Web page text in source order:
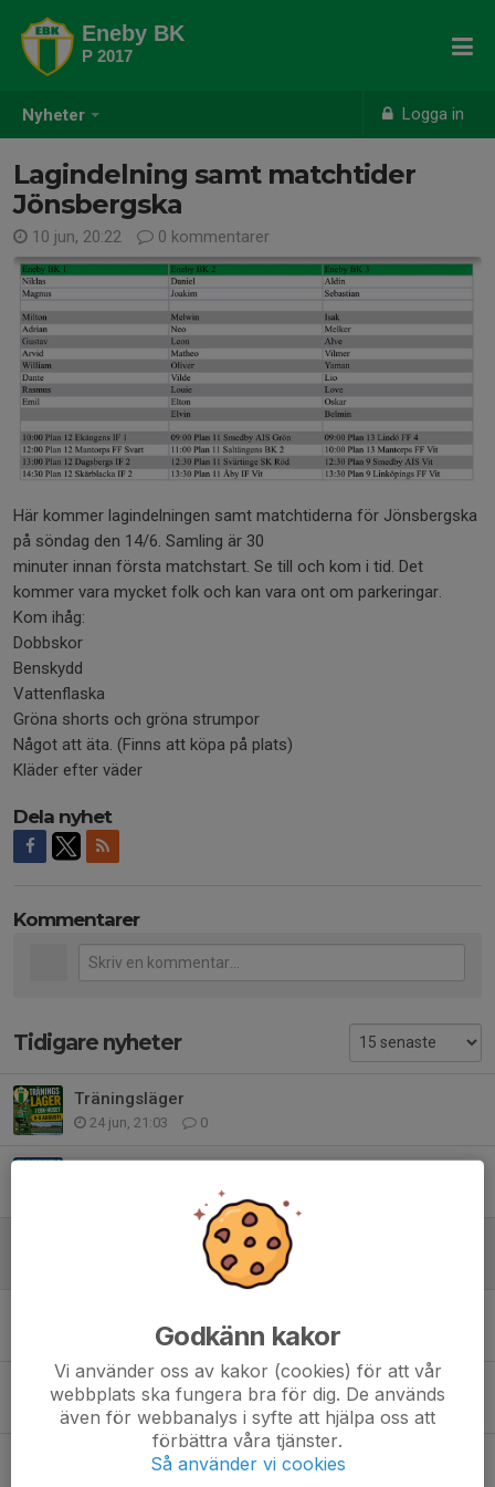
Nyheter Logga in
Eneby BK
P 2017
Lagindelning samt matchtider
Jönsbergska
10 jun, 20:22 0 kommentarer
Här kommer lagindelningen samt matchtiderna för Jönsbergska
på söndag den 14/6. Samling är 30
minuter innan första matchstart. Se till och kom i tid. Det
kommer vara mycket folk och kan vara ont om parkeringar.
Kom ihåg:
Dobbskor
Benskydd
Vattenflaska
Gröna shorts och gröna strumpor
Något att äta. (Finns att köpa på plats)
Kläder efter väder
Dela nyhet
Kommentarer
Tidigare nyheter
Träningsläger
24 jun, 21:03 0
Lagindelning samt matchtider Jönsbergska
0
22 maj, 12:43 0
Kom ihåg…
18 maj, 20:28
Godkänn kakor
Vi använder oss av kakor (cookies) för att vår
webbplats ska fungera bra för dig. De används
även för webbanalys i syfte att hjälpa oss att
förbättra våra tjänster.
Så använder vi cookies